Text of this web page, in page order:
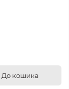
До кошика